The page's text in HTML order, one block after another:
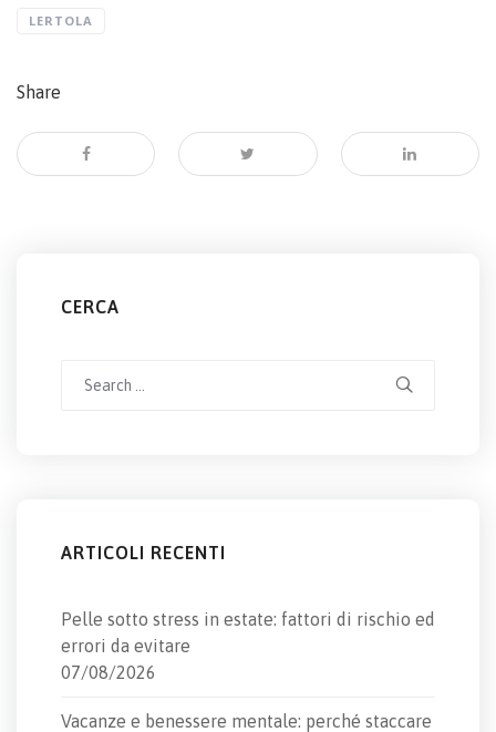
LERTOLA
Share
CERCA
ARTICOLI RECENTI
Pelle sotto stress in estate: fattori di rischio ed
errori da evitare
07/08/2026
Vacanze e benessere mentale: perché staccare